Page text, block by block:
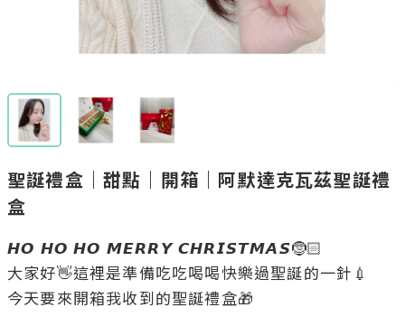
聖誕禮盒｜甜點｜開箱｜阿默達克瓦茲聖誕禮
盒
𝙃𝙊 𝙃𝙊 𝙃𝙊 𝙈𝙀𝙍𝙍𝙔 𝘾𝙃𝙍𝙄𝙎𝙏𝙈𝘼𝙎🤶🏻
大家好👋這裡是準備吃吃喝喝快樂過聖誕的一針💉
今天要來開箱我收到的聖誕禮盒🎁